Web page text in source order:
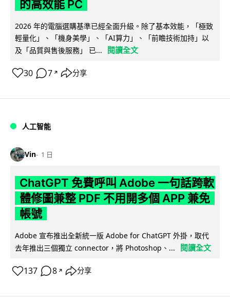
的高效能 PC
2026 年的電腦選購基準已經全面升級。除了基本效能，「極致
輕量化」、「機身美學」、「AI算力」、「前瞻技術加持」以
及「品質與售後服務」 已...
閱讀全文
30 7 ↗ 分享
人工智能
Vin 1 日
ChatGPT 免費呼叫 Adobe 一句話跨軟
體修圖兼整 PDF 不用開多個 APP 兼免
帳號
Adobe 宣布推出全新統一版 Adobe for ChatGPT 外掛，取代
去年推出三個獨立 connector，將 Photoshop、...
閱讀全文
137 8 ↗ 分享